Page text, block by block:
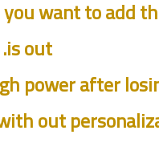
want to add
is out.
power after
out